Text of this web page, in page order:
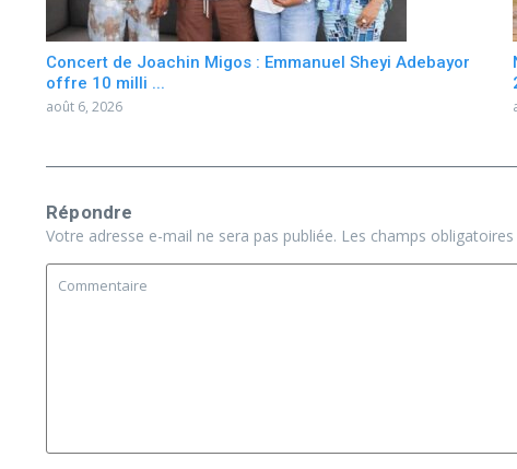
Concert de Joachin Migos : Emmanuel Sheyi Adebayor
offre 10 milli ...
août 6, 2026
Répondre
Votre adresse e-mail ne sera pas publiée. Les champs